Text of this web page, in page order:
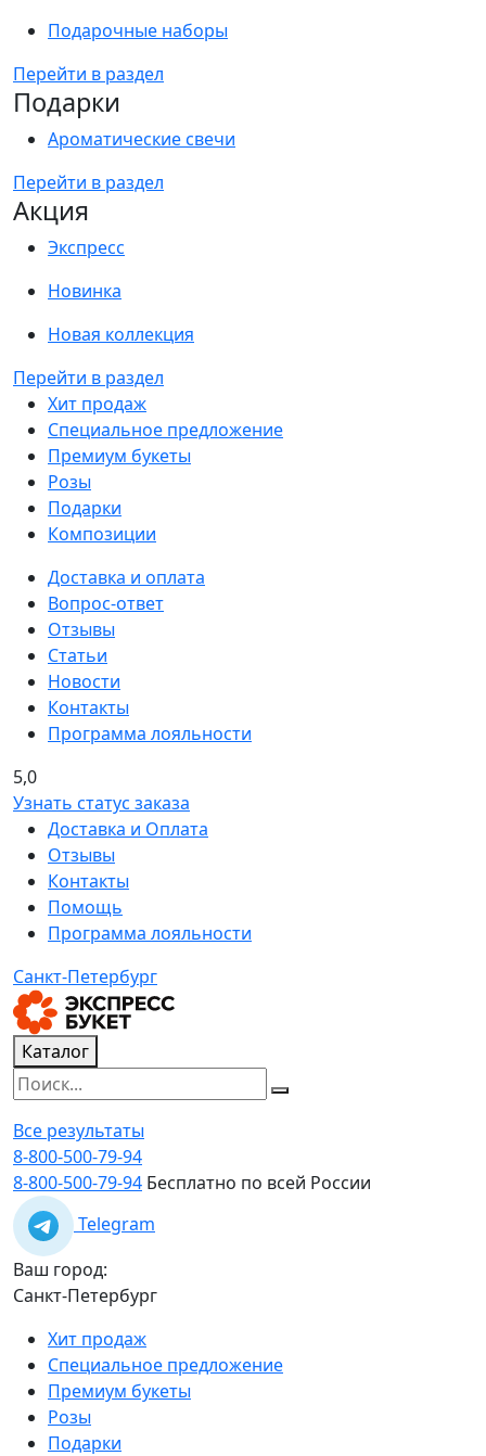
Подарочные наборы
Перейти в раздел
Подарки
Ароматические свечи
Перейти в раздел
Акция
Экспресс
Новинка
Новая коллекция
Перейти в раздел
Хит продаж
Специальное предложение
Премиум букеты
Розы
Подарки
Композиции
Доставка и оплата
Вопрос-ответ
Отзывы
Статьи
Новости
Контакты
Программа лояльности
5,0
Узнать статус заказа
Доставка и Оплата
Отзывы
Контакты
Помощь
Программа лояльности
Санкт-Петербург
Каталог
Все результаты
8-800-500-79-94
8-800-500-79-94 Бесплатно по всей России
Telegram
Ваш город:
Санкт-Петербург
Хит продаж
Специальное предложение
Премиум букеты
Розы
Подарки